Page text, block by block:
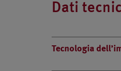
Dati
Tecnologia